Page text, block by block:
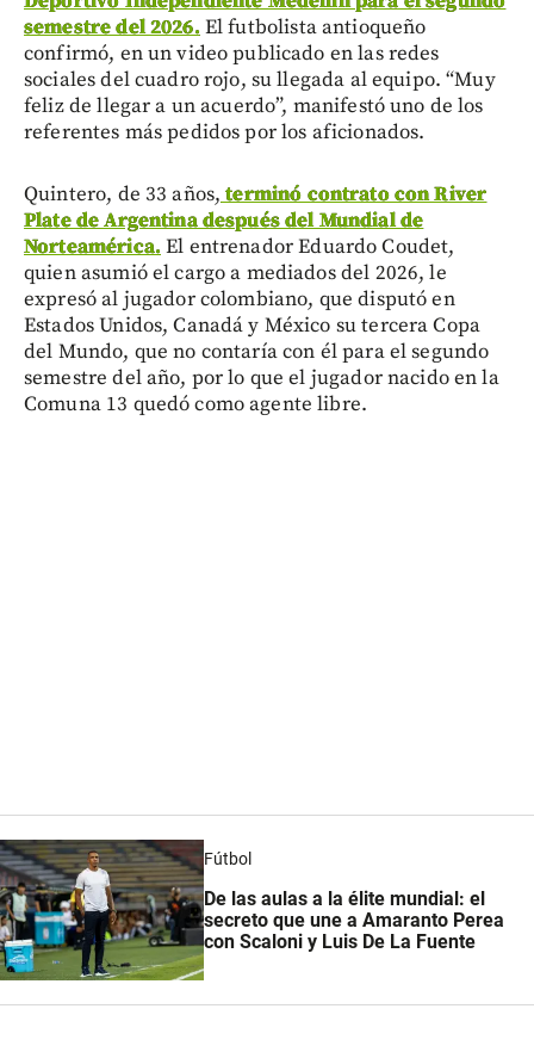
semestre del 2026. El futbolista antioqueño
confirmó, en un video publicado en las redes
sociales del cuadro rojo, su llegada al equipo. “Muy
feliz de llegar a un acuerdo”, manifestó uno de los
referentes más pedidos por los aficionados.
Quintero, de 33 años, terminó contrato con River
Plate de Argentina después del Mundial de
Norteamérica. El entrenador Eduardo Coudet,
quien asumió el cargo a mediados del 2026, le
expresó al jugador colombiano, que disputó en
Estados Unidos, Canadá y México su tercera Copa
del Mundo, que no contaría con él para el segundo
semestre del año, por lo que el jugador nacido en la
Comuna 13 quedó como agente libre.
Fútbol
De las aulas a la élite mundial: el
secreto que une a Amaranto Perea
con Scaloni y Luis De La Fuente